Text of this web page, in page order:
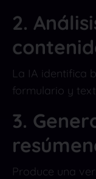
2.
La IA identifica
formulario y
3.
Produce una